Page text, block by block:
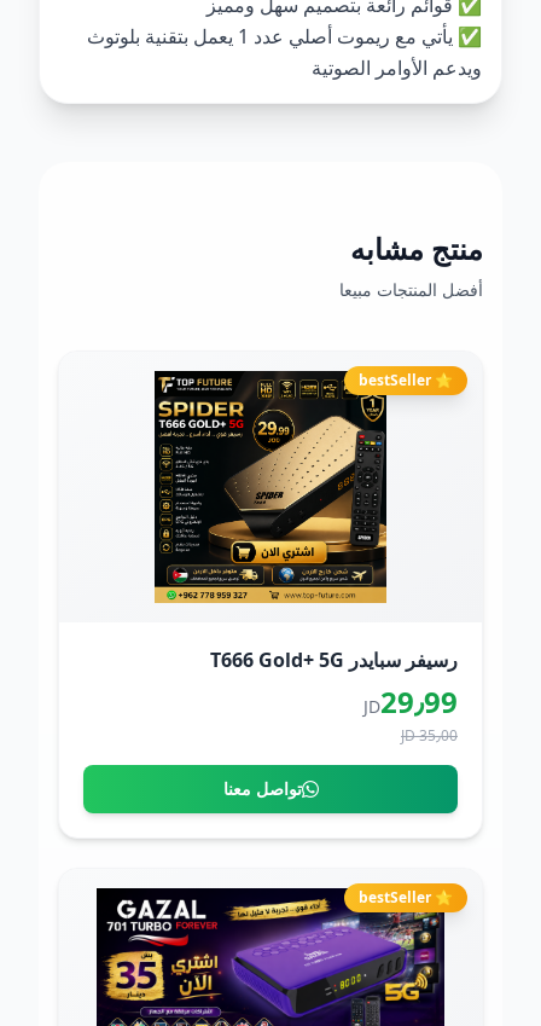
✅ يأتي مع ريموت أصلي عدد 1 يعمل بتقنية بلوتوث
ويدعم الأوامر الصوتية
منتج مشابه
أفضل المنتجات مبيعا
⭐ bestSeller
رسيفر سبايدر T666 Gold+ 5G
29٫99JD
35٫00 JD
تواصل معنا
⭐ bestSeller